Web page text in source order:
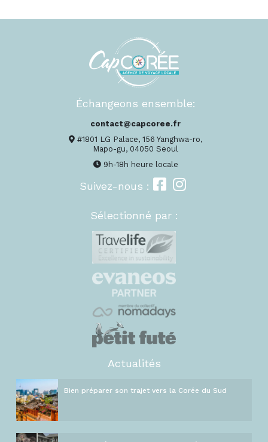
Échangeons ensemble:
contact@capcoree.fr
#1801 LG Palace, 156 Yanghwa-ro,
Mapo-gu, 04050 Seoul
9h-18h heure locale
Suivez-nous :
Sélectionné par :
Actualités
Bien préparer son trajet vers la Corée du Sud